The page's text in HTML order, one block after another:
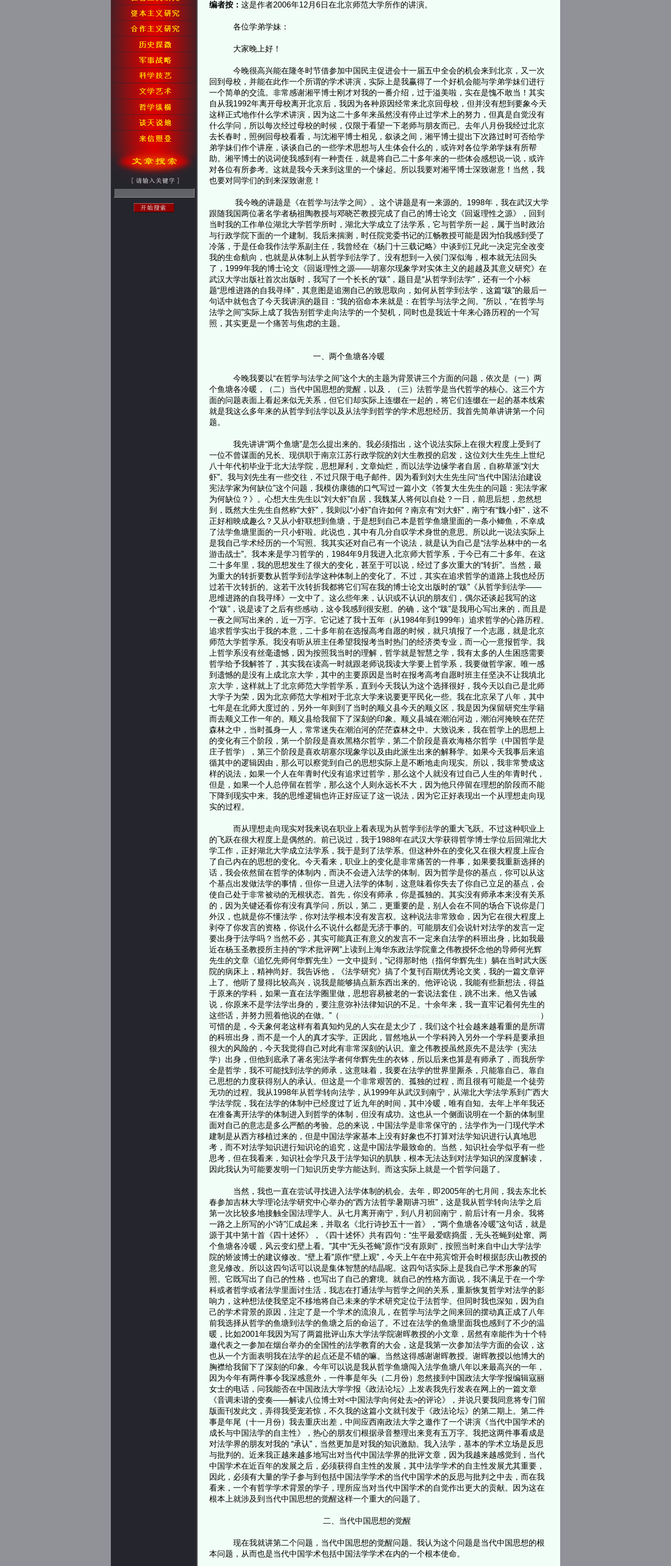
编者按： 这是作者2006年12月6日在北京师范大学所作的讲演。
各位学弟学妹：
大家晚上好！
今晚很高兴能在隆冬时节借参加中国民主促进会十一届五中全会的机会来到北京，又一次
回到母校，并能在此作一个所谓的学术讲演，实际上是我赢得了一个好机会能与学弟学妹们进行
一个简单的交流。非常感谢湘平博士刚才对我的一番介绍，过于溢美啦，实在是愧不敢当！其实
自从我1992年离开母校离开北京后，我因为各种原因经常来北京回母校，但并没有想到要象今天
这样正式地作什么学术讲演，因为这二十多年来虽然没有停止过学术上的努力，但真是自觉没有
什么学问，所以每次经过母校的时候，仅限于看望一下老师与朋友而已。去年八月份我经过北京
去长春时，照例回母校看看，与沈湘平博士相见，叙谈之间，湘平博士提出下次路过时可否给学
弟学妹们作个讲座，谈谈自己的一些学术思想与人生体会什么的，或许对各位学弟学妹有所帮
助。湘平博士的说词使我感到有一种责任，就是将自己二十多年来的一些体会感想说一说，或许
对各位有所参考。这就是我今天来到这里的一个缘起。所以我要对湘平博士深致谢意！当然，我
也要对同学们的到来深致谢意！
我今晚的讲题是《在哲学与法学之间》。这个讲题是有一来源的。1998年，我在武汉大学
跟随我国两位著名学者杨祖陶教授与邓晓芒教授完成了自己的博士论文《回返理性之源》，回到
当时我的工作单位湖北大学哲学所时，湖北大学成立了法学系，它与哲学所一起，属于当时政治
与行政学院下面的一个建制。我后来揣测，时任院党委书记的江畅教授可能是因为怕我感到受了
冷落，于是任命我作法学系副主任，我曾经在《杨门十三载记略》中谈到江兄此一决定完全改变
我的生命航向，也就是从体制上从哲学到法学了。没有想到一入侯门深似海，根本就无法回头
了，1999年我的博士论文《回返理性之源——胡塞尔现象学对实体主义的超越及其意义研究》在
武汉大学出版社首次出版时，我写了一个长长的“跋”，题目是“从哲学到法学”，还有一个小标
题“思维进路的自我寻绎”，其意图是追溯自己的致思取向，如何从哲学到法学，这篇“跋”的最后一
句话中就包含了今天我讲演的题目：“我的宿命本来就是：在哲学与法学之间。”所以，“在哲学与
法学之间”实际上成了我告别哲学走向法学的一个契机，同时也是我近十年来心路历程的一个写
照，其实更是一个痛苦与焦虑的主题。
一、两个鱼塘各冷暖
今晚我要以“在哲学与法学之间”这个大的主题为背景讲三个方面的问题，依次是（一）两
个鱼塘各冷暖，（二）当代中国思想的觉醒，以及，（三）法哲学是当代哲学的核心。这三个方
面的问题表面上看起来似无关系，但它们却实际上连缀在一起的，将它们连缀在一起的基本线索
就是我这么多年来的从哲学到法学以及从法学到哲学的学术思想经历。我首先简单讲讲第一个问
题。
我先讲讲“两个鱼塘”是怎么提出来的。我必须指出，这个说法实际上在很大程度上受到了
一位不曾谋面的兄长、现供职于南京江苏行政学院的刘大生教授的启发，这位刘大生先生上世纪
八十年代初毕业于北大法学院，思想犀利，文章灿烂，而以法学边缘学者自居，自称草派“刘大
虾”。我与刘先生有一些交往，不过只限于电子邮件。因为看到刘大生先生问“当代中国法治建设
宪法学家为何缺位”这个问题，我模仿康德的口气写过一篇小文《答复大生先生的问题：宪法学家
为何缺位？》。心想大生先生以“刘大虾”自居，我魏某人将何以自处？一日，前思后想，忽然想
到，既然大生先生自然称“大虾”，我则以“小虾”自许如何？南京有“刘大虾”，南宁有“魏小虾”，这不
正好相映成趣么？又从小虾联想到鱼塘，于是想到自己本是哲学鱼塘里面的一条小鲫鱼，不幸成
了法学鱼塘里面的一只小虾啦。此说也，其中有几分自叹学术身世的意思。所以此一说法实际上
是我自己学术经历的一个写照。我其实还对自己有一个说法，就是认为自己是“法学丛林中的一名
游击战士”。我本来是学习哲学的，1984年9月我进入北京师大哲学系，于今已有二十多年。在这
二十多年里，我的思想发生了很大的变化，甚至于可以说，经过了多次重大的“转折”。当然，最
为重大的转折要数从哲学到法学这种体制上的变化了。不过，其实在追求哲学的道路上我也经历
过若干次转折的。这若干次转折我都将它们写在我的博士论文出版时的“跋”《从哲学到法学——
思维进路的自我寻绎》一文中了。这么些年来，认识或不认识的朋友们，偶尔还谈起我写的这
个“跋”，说是读了之后有些感动，这令我感到很安慰。的确，这个“跋”是我用心写出来的，而且是
一夜之间写出来的，近一万字。它记述了我十五年（从1984年到1999年）追求哲学的心路历程。
追求哲学实出于我的本意，二十多年前在选报高考自愿的时候，就只填报了一个志愿，就是北京
师范大学哲学系。我没有听从班主任希望我报考当时热门的经济类专业，而一心一意报哲学。我
上哲学系没有丝毫遗憾，因为按照我当时的理解，哲学就是智慧之学，我有太多的人生困惑需要
哲学给予我解答了，其实我在读高一时就跟老师说我读大学要上哲学系，我要做哲学家。唯一感
到遗憾的是没有上成北京大学，其中的主要原因是当时在报考高考自愿时班主任坚决不让我填北
京大学，这样就上了北京师范大学哲学系，直到今天我认为这个选择很好，我今天以自己是北师
大学子为荣，因为北京师范大学相对于北京大学来说要更平民化一些。我在北京呆了八年，其中
七年是在北师大度过的，另外一年则到了当时的顺义县今天的顺义区，我是因为保留研究生学籍
而去顺义工作一年的。顺义县给我留下了深刻的印象。顺义县城在潮泊河边，潮泊河掩映在茫茫
森林之中，当时孤身一人，常常迷失在潮泊河的茫茫森林之中。大致说来，我在哲学上的思想上
的变化有三个阶段，第一个阶段是喜欢黑格尔哲学，第二个阶段是喜欢海格尔哲学（中国哲学是
庄子哲学），第三个阶段是喜欢胡塞尔现象学以及由此派生出来的解释学。如果今天我事后来追
循其中的逻辑因由，那么可以察觉到自己的思想实际上是不断地走向现实。所以，我非常赞成这
样的说法，如果一个人在年青时代没有追求过哲学，那么这个人就没有过自己人生的年青时代，
但是，如果一个人总停留在哲学，那么这个人则永远长不大，因为他只停留在理想的阶段而不能
下降到现实中来。我的思维逻辑也许正好应证了这一说法，因为它正好表现出一个从理想走向现
实的过程。
而从理想走向现实对我来说在职业上看表现为从哲学到法学的重大飞跃。不过这种职业上
的飞跃在很大程度上是偶然的。前已说过，我于1988年在武汉大学获得哲学博士学位后回湖北大
学工作，正好湖北大学成立法学系，我于是到了法学系。但这种外在的变化又在很大程度上应合
了自己内在的思想的变化。今天看来，职业上的变化是非常痛苦的一件事，如果要我重新选择的
话，我会依然留在哲学的体制内，而决不会进入法学的体制。因为哲学是你的基点，你可以从这
个基点出发做法学的事情，但你一旦进入法学的体制，这意味着你失去了你自己立足的基点，会
使自己处于非常被动的无根状态。首先，你没有师承，你是孤独的。其实没有师承本来没有关系
的，因为关键还看你有没有真学问，所以，第二，更重要的是，别人会在不同的场合下说你是门
外汉，也就是你不懂法学，你对法学根本没有发言权。这种说法非常致命，因为它在很大程度上
剥夺了你发言的资格，你说什么不说什么都是无济于事的。可能朋友们会说针对法学的发言一定
要出身于法学吗？当然不必，其实可能真正有意义的发言不一定来自法学的科班出身，比如我最
近在杨玉圣教授所主持的“学术批评网”上读到上海华东政法学院童之伟教授怀念他的导师何光辉
先生的文章《追忆先师何华辉先生》一文中提到，“记得那时他（指何华辉先生）躺在当时武大医
院的病床上，精神尚好。我告诉他，《法学研究》搞了个复刊百期优秀论文奖，我的一篇文章评
上了。他听了显得比较高兴，说我是能够搞点新东西出来的。他评论说，我能有些新想法，得益
于原来的学科，如果一直在法学圈里做，思想容易被老的一套说法套住，跳不出来。他又告诫
说，你原来不是学法学出身的，要注意弥补法律知识的不足。十余年来，我一直牢记着何先生的
这些话，并努力照着他说的在做。”（
http://www.acriticism.com/article.asp?Newsid=8350&type=1004
）
可惜的是，今天象何老这样有着真知灼见的人实在是太少了，我们这个社会越来越看重的是所谓
的科班出身，而不是一个人的真才实学。正因此，冒然地从一个学科跨入另外一个学科是要承担
很大的风险的，今天我觉得自己对此有非常深刻的认识。童之伟教授虽然原先不是法学（宪法
学）出身，但他到底承了著名宪法学者何华辉先生的衣钵，所以后来也算是有师承了，而我所学
全是哲学，我不可能找到法学的师承，这意味着，我要在法学的世界里厮杀，只能靠自己。靠自
己思想的力度获得别人的承认。但这是一个非常艰苦的、孤独的过程，而且很有可能是一个徒劳
无功的过程。我从1998年从哲学转向法学，从1999年从武汉到南宁，从湖北大学法学系到广西大
学法学院，我在法学的体制中已经度过了近九年的时间，其中冷暖，唯有自知。去年上半年我还
在准备离开法学的体制进入到哲学的体制，但没有成功。这也从一个侧面说明在一个新的体制里
面对自己的意志是多么严酷的考验。总的来说，中国法学是非常保守的，法学作为一门现代学术
建制是从西方移植过来的，但是中国法学家基本上没有好象也不打算对法学知识进行认真地思
考，而不对法学知识进行知识论的追究，这是中国法学最致命的。当然，知识社会学似乎有一些
思考，但在我看来，知识社会学只及于法学知识的肌肤，根本无法达到对法学知识的深度解读，
因此我认为可能要发明一门知识历史学方能达到。而这实际上就是一个哲学问题了。
当然，我也一直在尝试寻找进入法学体制的机会。去年，即2005年的七月间，我去东北长
春参加吉林大学理论法学研究中心举办的“西方法哲学暑期讲习班”，这是我从哲学转向法学之后
第一次比较多地接触全国法理学人。从七月离开南宁，到八月初回南宁，前后计有一月余。我将
一路之上所写的小“诗”汇成起来，并取名《北行诗抄五十一首》，“两个鱼塘各冷暖”这句话，就是
源于其中第十首《四十述怀》，《四十述怀》共有四句：“生平最爱瞎捣蛋，无头苍蝇到处窜。两
个鱼塘各冷暖，风云变幻壁上看。”其中“无头苍蝇”原作“没有原则”，按照当时来自中山大学法学
院的矫波博士的建议修改。“壁上看”原作“壁上观”，今天上午在中苑宾馆开会时根据彭庆山教授的
意见修改。所以这四句话可以说是集体智慧的结晶呢。这四句话实际上是我自己学术形象的写
照。它既写出了自己的性格，也写出了自己的窘境。就自己的性格方面说，我不满足于在一个学
科或者哲学或者法学里面讨生活，我志在打通法学与哲学之间的关系，重新恢复哲学对法学的影
响力，这种想法使我坚定不移地将自己未来的学术研究定位于法哲学。但同时我也深知，因为自
己的学术背景的原因，注定了是一个学术的流浪儿，在哲学与法学之间来回的摆动真正成了八年
前我选择从哲学的鱼塘到法学的鱼塘之后的命运了。不过在法学的鱼塘里面我也感到了不少的温
暖，比如2001年我因为写了两篇批评山东大学法学院谢晖教授的小文章，居然有幸能作为十个特
邀代表之一参加在烟台举办的全国性的法学教育的大会，这是我第一次参加法学方面的会议，这
也从一个方面表明我在法学的起点还是不错的嘛。当然这得感谢谢晖教授。谢晖教授以他博大的
胸襟给我留下了深刻的印象。今年可以说是我从哲学鱼塘闯入法学鱼塘八年以来最高兴的一年，
因为今年有两件事令我深感意外，一件事是年头（二月份）忽然接到中国政法大学学报编辑寇丽
女士的电话，问我能否在中国政法大学学报《政法论坛》上发表我先行发表在网上的一篇文章
《音调未谐的变奏——解读八位博士对<中国法学向何处去>的评论》，并说只要我同意将专门留
版面刊发此文，弄得我受宠若惊，不久我的这篇小文就刊发于《政法论坛》的第二期上。第二件
事是年尾（十一月份）我去重庆出差，中间应西南政法大学之邀作了一个讲演《当代中国学术的
成长与中国法学的自主性》，热心的朋友们根据录音整理出来竟有五万字。我把这两件事看成是
对法学界的朋友对我的 “承认”，当然更加是对我的知识激励。我入法学，基本的学术立场是反思
与批判的。近来我正越来越多地写出对当代中国法学界的批评文章，因为我越来越感觉到，当代
中国学术在近百年的发展之后，必须获得自主性的发展，其中法学学术的自主性发展尤其重要，
因此，必须有大量的学子参与到包括中国法学学术的当代中国学术的反思与批判之中去，而在我
看来，一个有哲学学术背景的学子，理所应当对当代中国学术的自觉作出更大的贡献。因为这在
根本上就涉及到当代中国思想的觉醒这样一个重大的问题了。
二、当代中国思想的觉醒
现在我就讲第二个问题，当代中国思想的觉醒问题。我认为这个问题是当代中国思想的根
本问题，从而也是当代中国学术包括中国法学学术在内的一个根本使命。